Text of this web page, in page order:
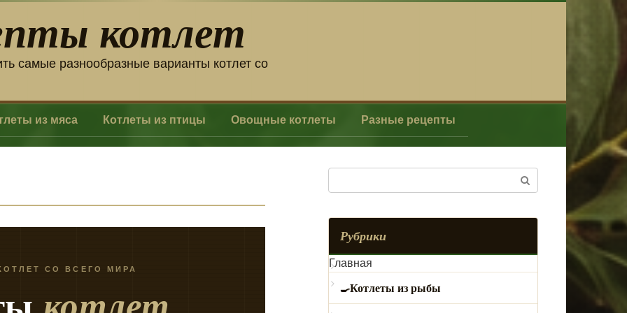
котлет
самые разнообразные варианты котлет со
из мяса Котлеты из птицы Овощные котлеты Разные рецепты
СО ВСЕГО МИРА
Рубрики
Главная
Котлеты из рыбы